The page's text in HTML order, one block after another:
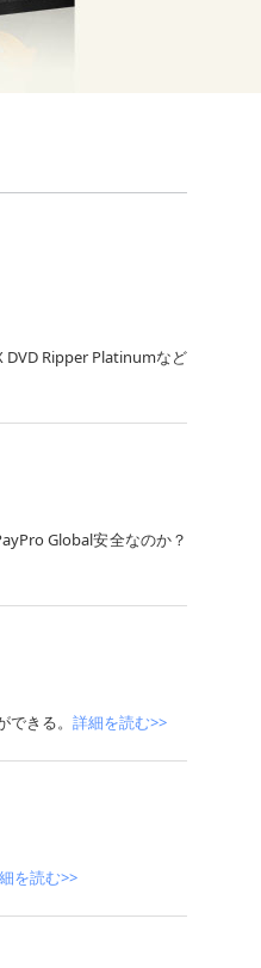
DVD Ripper Platinumなど
Global安全なのか？
きる。 詳細を読む>>
を読む>>